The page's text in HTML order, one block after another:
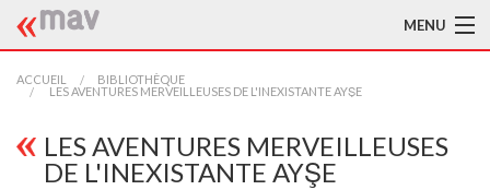
MENU
ACCUEIL
BIBLIOTHÈQUE
ACCUEIL
BIBLIOTHÈQUE
LES AVENTURES MERVEILLEUSES DE L'INEXISTANTE AYŞE
LES AVENTURES MERVEILLEUSES
DE L'INEXISTANTE AYŞE